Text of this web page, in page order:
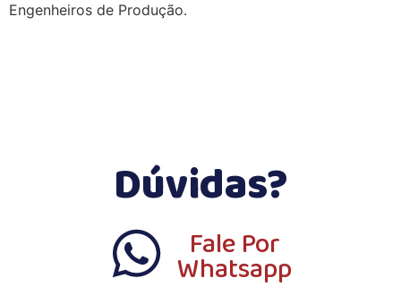
Engenheiros de Produção.
Dúvidas?
Fale Por
Whatsapp